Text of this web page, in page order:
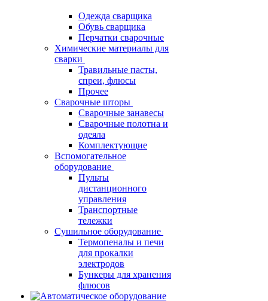
Одежда сварщика
Обувь сварщика
Перчатки сварочные
Химические материалы для
сварки
Травильные пасты,
спреи, флюсы
Прочее
Сварочные шторы
Сварочные занавесы
Сварочные полотна и
одеяла
Комплектующие
Вспомогательное
оборудование
Пульты
дистанционного
управления
Транспортные
тележки
Сушильное оборудование
Термопеналы и печи
для прокалки
электродов
Бункеры для хранения
флюсов